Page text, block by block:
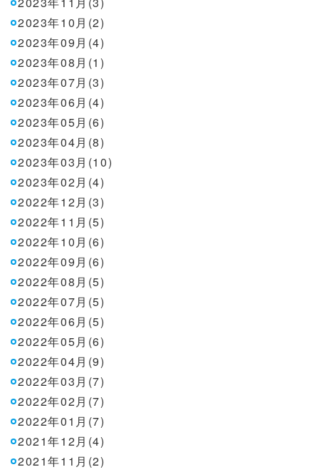
2023年10月(2)
2023年09月(4)
2023年08月(1)
2023年07月(3)
2023年06月(4)
2023年05月(6)
2023年04月(8)
2023年03月(10)
2023年02月(4)
2022年12月(3)
2022年11月(5)
2022年10月(6)
2022年09月(6)
2022年08月(5)
2022年07月(5)
2022年06月(5)
2022年05月(6)
2022年04月(9)
2022年03月(7)
2022年02月(7)
2022年01月(7)
2021年12月(4)
2021年11月(2)